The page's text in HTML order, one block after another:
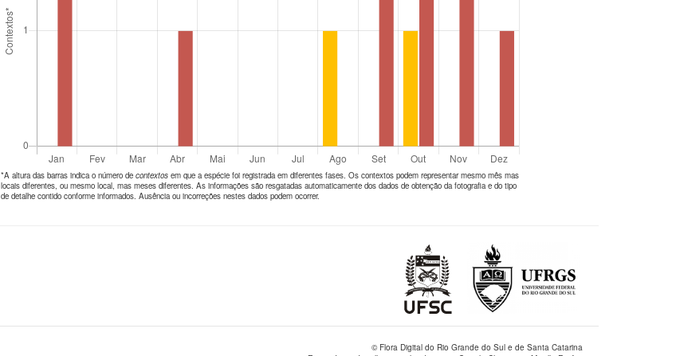
*A altura das barras indica o número de contextos em que a espécie foi registrada em diferentes fases. Os contextos podem representar mesmo mês mas
locais diferentes, ou mesmo local, mas meses diferentes. As informações são resgatadas automaticamente dos dados de obtenção da fotografia e do tipo
de detalhe contido conforme informados. Ausência ou incorreções nestes dados podem ocorrer.
© Flora Digital do Rio Grande do Sul e de Santa Catarina